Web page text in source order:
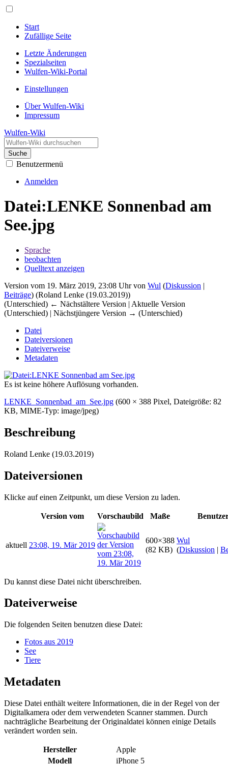
Start
Zufällige Seite
Letzte Änderungen
Spezialseiten
Wulfen-Wiki-Portal
Einstellungen
Über Wulfen-Wiki
Impressum
Wulfen-Wiki
Suche
Benutzermenü
Anmelden
Datei:LENKE Sonnenbad am
See.jpg
Sprache
beobachten
Quelltext anzeigen
Version vom 19. März 2019, 23:08 Uhr von Wul (Diskussion |
Beiträge) (Roland Lenke (19.03.2019))
(Unterschied) ← Nächstältere Version | Aktuelle Version
(Unterschied) | Nächstjüngere Version → (Unterschied)
Datei
Dateiversionen
Dateiverweise
Metadaten
Es ist keine höhere Auflösung vorhanden.
LENKE_Sonnenbad_am_See.jpg (600 × 388 Pixel, Dateigröße: 82
KB, MIME-Typ: image/jpeg)
Beschreibung
Roland Lenke (19.03.2019)
Dateiversionen
Klicke auf einen Zeitpunkt, um diese Version zu laden.
Version vom Vorschaubild Maße
aktuell 23:08, 19. Mär 2019
600×388
(82 KB)
Wul
(Diskussion |
Du kannst diese Datei nicht überschreiben.
Dateiverweise
Die folgenden Seiten benutzen diese Datei:
Fotos aus 2019
See
Tiere
Metadaten
Diese Datei enthält weitere Informationen, die in der Regel von der
Digitalkamera oder dem verwendeten Scanner stammen. Durch
nachträgliche Bearbeitung der Originaldatei können einige Details
verändert worden sein.
Hersteller
Apple
Modell
iPhone 5